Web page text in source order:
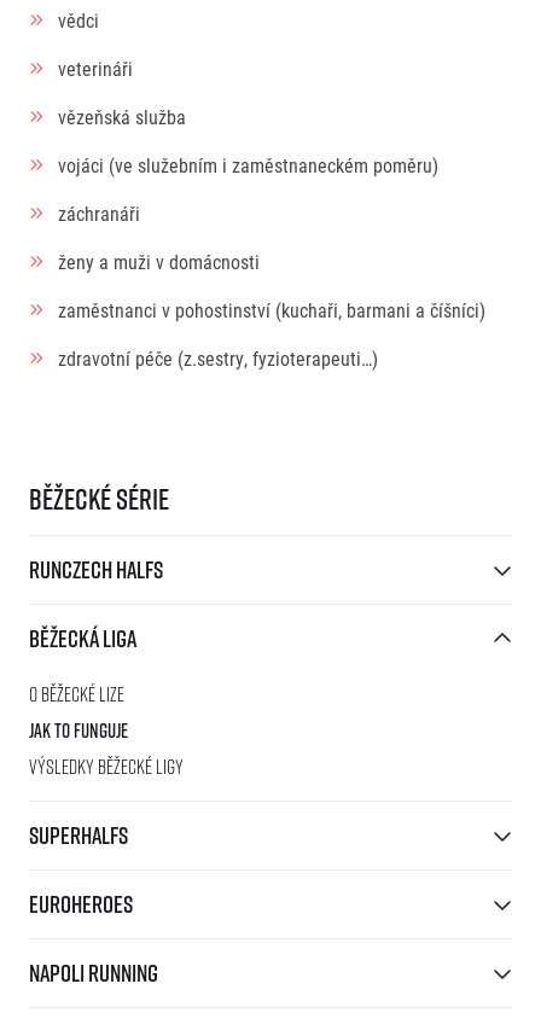
vědci
veterináři
vězeňská služba
vojáci (ve služebním i zaměstnaneckém poměru)
záchranáři
ženy a muži v domácnosti
zaměstnanci v pohostinství (kuchaři, barmani a číšníci)
zdravotní péče (z.sestry, fyzioterapeuti…)
Běžecké série
RunCzech Halfs
Běžecká liga
O běžecké lize
Jak to funguje
Výsledky běžecké ligy
SuperHalfs
EuroHeroes
Napoli Running